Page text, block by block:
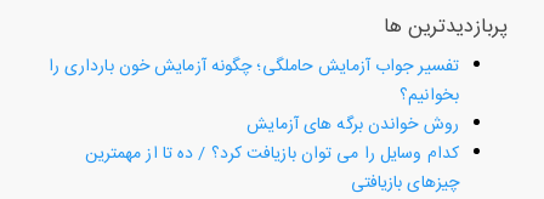
پربازدیدترین ها
تفسیر جواب آزمایش حاملگی؛ چگونه آزمایش خون بارداری را
بخوانیم؟
روش خواندن برگه های آزمایش
کدام وسایل را می توان بازیافت کرد؟ / ده تا از مهمترین
چیزهای بازیافتی